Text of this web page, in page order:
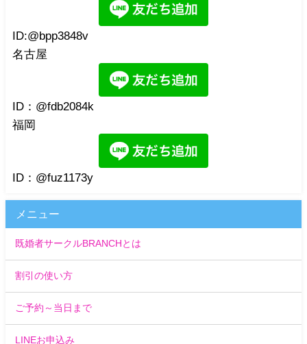
ID:@bpp3848v
名古屋
ID：@fdb2084k
福岡
ID：@fuz1173y
メニュー
既婚者サークルBRANCHとは
割引の使い方
ご予約～当日まで
LINEお申込み